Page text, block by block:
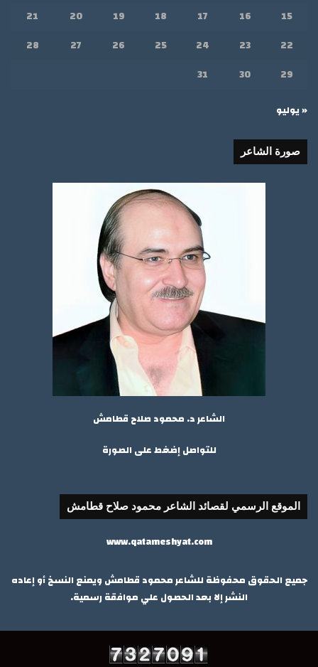
15
16
17
18
19
20
21
22
23
24
25
26
27
28
29
30
31
« يوليو
صورة الشاعر
الشاعر د. محمود صلاح قطامش
للتواصل إضغط على الصورة
الموقع الرسمي لقصائد الشاعر محمود صلاح قطامش
www.qatameshyat.com
جميع الحقوق محفوظة للشاعر محمود قطامش ويمنع النسخ أو إعاده
النشر إلا بعد الحصول علي موافقة رسمية.